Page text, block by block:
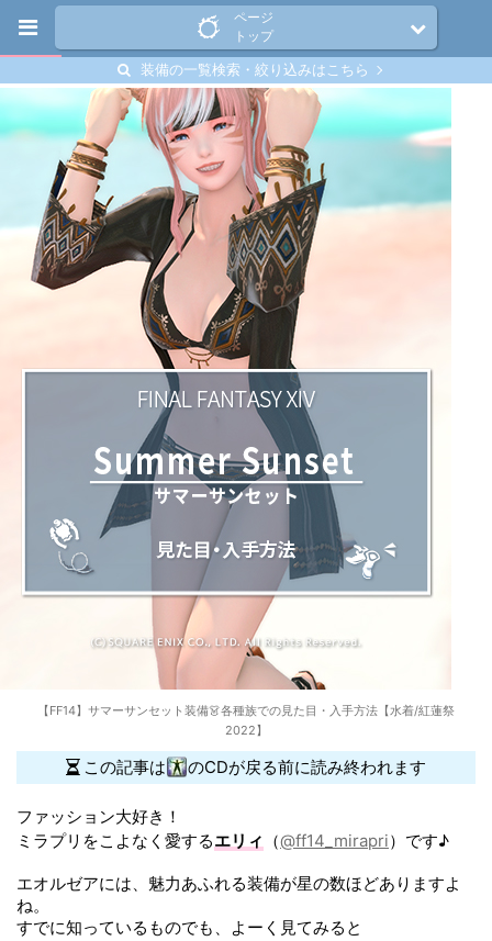
ページ
トップ
装備の一覧検索・絞り込みはこちら
【FF14】サマーサンセット装備👗各種族での見た目・入手方法【水着/紅蓮祭
2022】
この記事は のCDが戻る前に読み終われます
ファッション大好き！
ミラプリをこよなく愛するエリィ （@ff14_mirapri）です♪
エオルゼアには、魅力あふれる装備が星の数ほどありますよ
ね。
すでに知っているものでも、よーく見てみると